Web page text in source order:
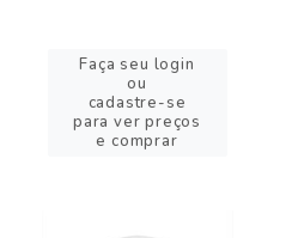
Faça seu login
ou
cadastre-se
para ver preços
e comprar